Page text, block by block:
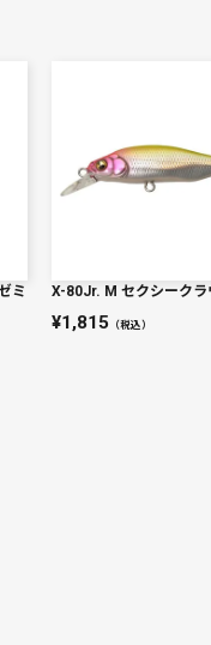
ミ
X-80Jr. M セクシークラ
1,815 （税込）